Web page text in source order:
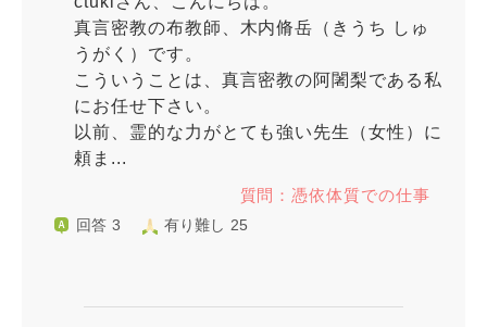
真言密教の布教師、木内脩岳（きうち しゅ
うがく）です。
こういうことは、真言密教の阿闍梨である私
にお任せ下さい。
以前、霊的な力がとても強い先生（女性）に
頼ま...
質問：憑依体質での仕事
回答 3 有り難し 25